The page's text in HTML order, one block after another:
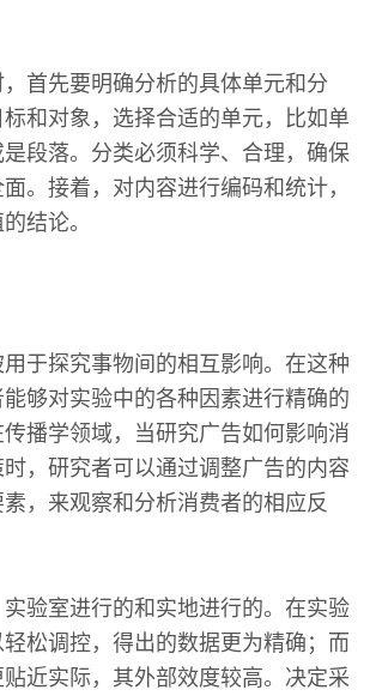
首先要明确分析的具体单元和分
和对象，选择合适的单元，比如单
段落。分类必须科学、合理，确保
。接着，对内容进行编码和统计，
结论。
于探究事物间的相互影响。在这种
够对实验中的各种因素进行精确的
播学领域，当研究广告如何影响消
，研究者可以通过调整广告的内容
，来观察和分析消费者的相应反
验室进行的和实地进行的。在实验
松调控，得出的数据更为精确；而
近实际，其外部效度较高。决定采